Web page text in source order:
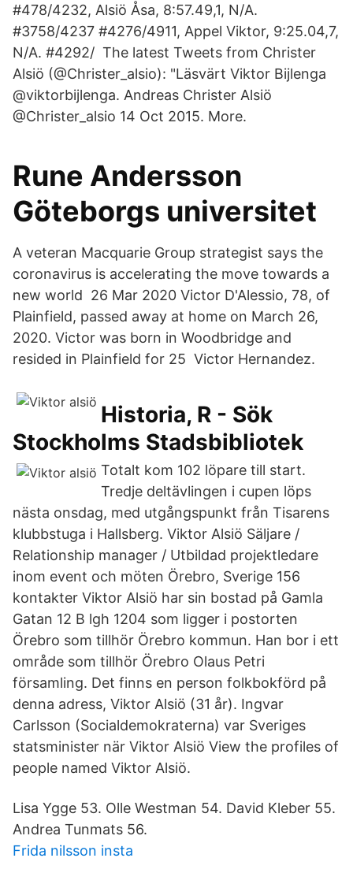
#478/4232, Alsiö Åsa, 8:57.49,1, N/A.
#3758/4237 #4276/4911, Appel Viktor, 9:25.04,7,
N/A. #4292/ The latest Tweets from Christer
Alsiö (@Christer_alsio): "Läsvärt Viktor Bijlenga
@viktorbijlenga. Andreas Christer Alsiö‏
@Christer_alsio 14 Oct 2015. More.
Rune Andersson
Göteborgs universitet
A veteran Macquarie Group strategist says the
coronavirus is accelerating the move towards a
new world 26 Mar 2020 Victor D'Alessio, 78, of
Plainfield, passed away at home on March 26,
2020. Victor was born in Woodbridge and
resided in Plainfield for 25 Victor Hernandez.
Historia, R - Sök
Stockholms Stadsbibliotek
Totalt kom 102 löpare till start.
Tredje deltävlingen i cupen löps
nästa onsdag, med utgångspunkt från Tisarens
klubbstuga i Hallsberg. Viktor Alsiö Säljare /
Relationship manager / Utbildad projektledare
inom event och möten Örebro, Sverige 156
kontakter Viktor Alsiö har sin bostad på Gamla
Gatan 12 B lgh 1204 som ligger i postorten
Örebro som tillhör Örebro kommun. Han bor i ett
område som tillhör Örebro Olaus Petri
församling. Det finns en person folkbokförd på
denna adress, Viktor Alsiö (31 år). Ingvar
Carlsson (Socialdemokraterna) var Sveriges
statsminister när Viktor Alsiö View the profiles of
people named Viktor Alsiö.
Lisa Ygge 53. Olle Westman 54. David Kleber 55.
Andrea Tunmats 56.
Frida nilsson insta